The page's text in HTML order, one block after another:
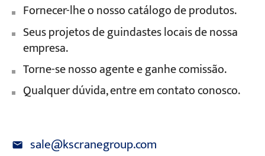
Fornecer-lhe o nosso catálogo de produtos.
Seus projetos de guindastes locais de nossa
empresa.
Torne-se nosso agente e ganhe comissão.
Qualquer dúvida, entre em contato conosco.
sale@kscranegroup.com